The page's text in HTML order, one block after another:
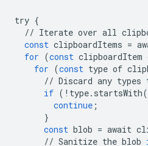
try {
// Iterate over all
const clipboardItems =
for (const clipboardItem
for (const type of
// Discard any types
if ( ! type. startsWith(
continue ;
}
const blob = await
// Sanitize the blob